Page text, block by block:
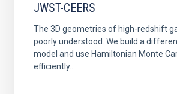
JWST-CEERS
The 3D geometries of high-redshift
poorly understood. We build a
model and use Hamiltonian Monte
efficiently...